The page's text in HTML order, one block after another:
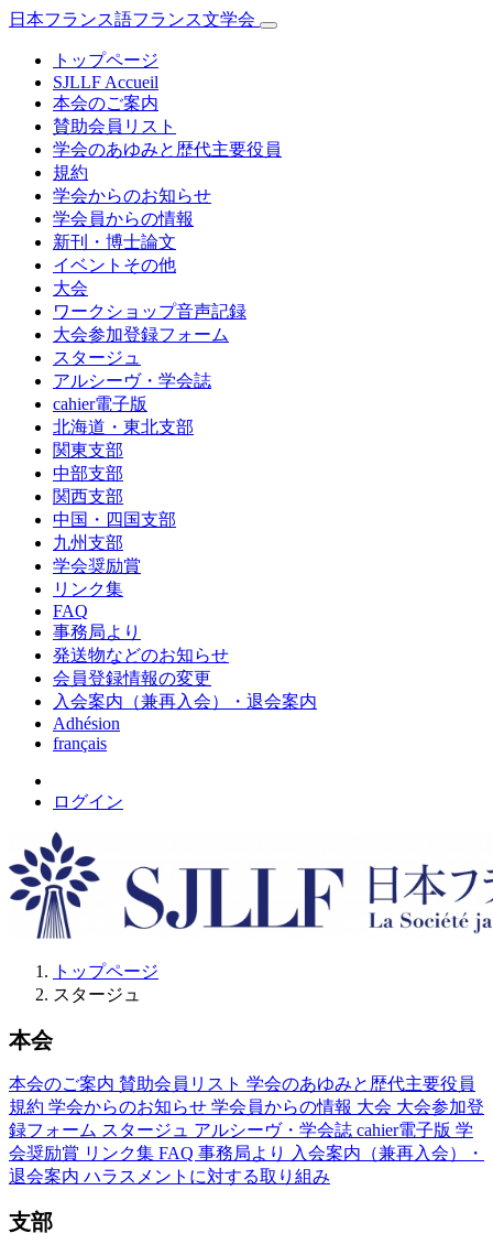
日本フランス語フランス文学会
トップページ
SJLLF Accueil
本会のご案内
賛助会員リスト
学会のあゆみと歴代主要役員
規約
学会からのお知らせ
学会員からの情報
新刊・博士論文
イベントその他
大会
ワークショップ音声記録
大会参加登録フォーム
スタージュ
アルシーヴ・学会誌
cahier電子版
北海道・東北支部
関東支部
中部支部
関西支部
中国・四国支部
九州支部
学会奨励賞
リンク集
FAQ
事務局より
発送物などのお知らせ
会員登録情報の変更
入会案内（兼再入会）・退会案内
Adhésion
français
ログイン
トップページ
スタージュ
本会
本会のご案内 賛助会員リスト 学会のあゆみと歴代主要役員
規約 学会からのお知らせ 学会員からの情報 大会 大会参加登
録フォーム スタージュ アルシーヴ・学会誌 cahier電子版 学
会奨励賞 リンク集 FAQ 事務局より
入会案内（兼再入会）・
退会案内 ハラスメントに対する取り組み
支部